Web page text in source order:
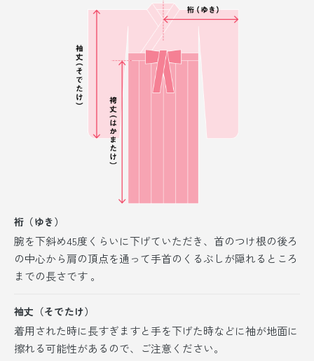
裄（ゆき）
腕を下斜め45度くらいに下げていただき、首のつけ根の後ろ
の中心から肩の頂点を通って手首のくるぶしが隠れるところ
までの長さです 。
袖丈（そでたけ）
着用された時に長すぎますと手を下げた時などに袖が地面に
擦れる可能性があるので、ご注意ください。